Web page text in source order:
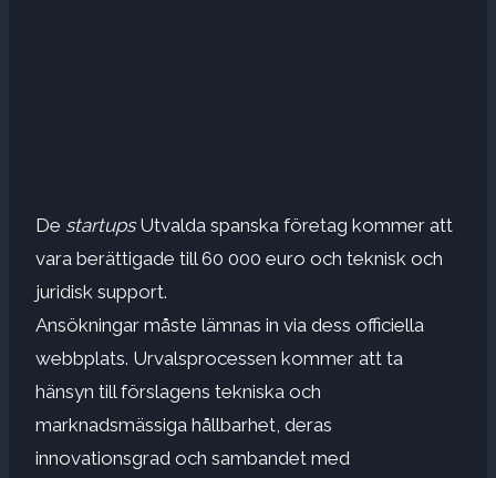
De startupsUtvalda spanska företag kommer att
vara berättigade till 60 000 euro och teknisk och
juridisk support.
Ansökningar måste lämnas in via dess officiella
webbplats. Urvalsprocessen kommer att ta
hänsyn till förslagens tekniska och
marknadsmässiga hållbarhet, deras
innovationsgrad och sambandet med